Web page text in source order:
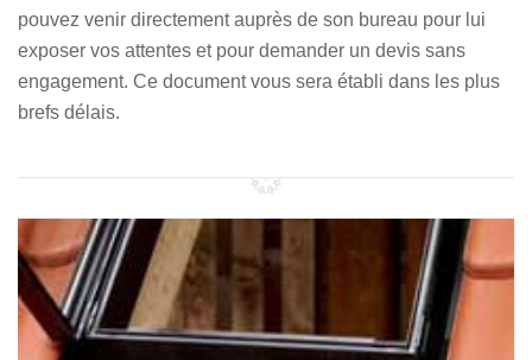
pouvez venir directement auprès de son bureau pour lui
exposer vos attentes et pour demander un devis sans
engagement. Ce document vous sera établi dans les plus
brefs délais.